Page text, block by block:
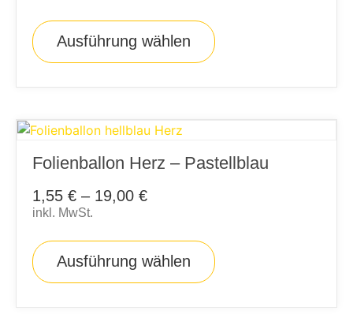
Ausführung wählen
Folienballon Herz – Pastellblau
1,55 € – 19,00 €
inkl. MwSt.
Ausführung wählen